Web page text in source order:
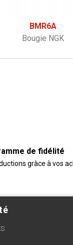
BMR6A
Bougie NGK
de fidélité
gràce à vos